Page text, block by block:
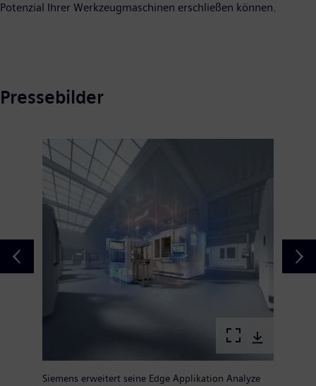
Potenzial Ihrer Werkzeugmaschinen erschließen können.
Pressebilder
Siemens erweitert seine Edge Applikation Analyze